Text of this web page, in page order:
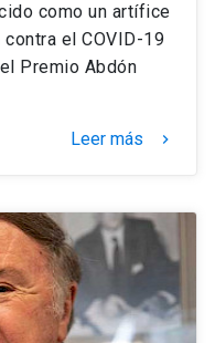
como un artífice
el COVID-19
Premio Abdón
Leer más keyboard_arrow_right